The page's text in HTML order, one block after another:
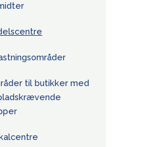
til butikker med